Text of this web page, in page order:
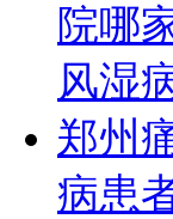
院哪
风湿
郑州
病患